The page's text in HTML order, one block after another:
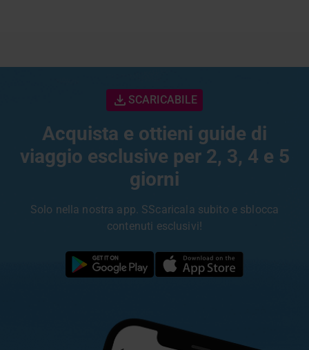
SCARICABILE
Acquista e ottieni guide di
viaggio esclusive per 2, 3, 4 e 5
giorni
Solo nella nostra app. SScaricala subito e sblocca
contenuti esclusivi!